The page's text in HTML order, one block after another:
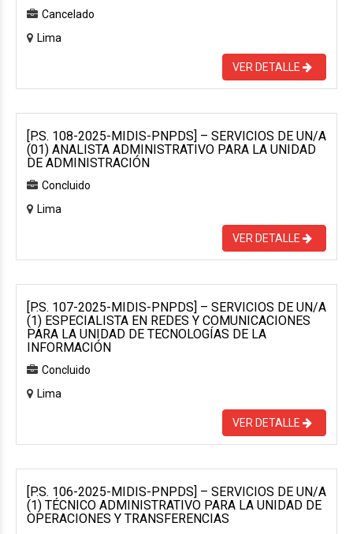
Cancelado
Lima
VER DETALLE
[P.S. 108-2025-MIDIS-PNPDS] – SERVICIOS DE UN/A
(01) ANALISTA ADMINISTRATIVO PARA LA UNIDAD
DE ADMINISTRACIÓN
Concluido
Lima
VER DETALLE
[P.S. 107-2025-MIDIS-PNPDS] – SERVICIOS DE UN/A
(1) ESPECIALISTA EN REDES Y COMUNICACIONES
PARA LA UNIDAD DE TECNOLOGÍAS DE LA
INFORMACIÓN
Concluido
Lima
VER DETALLE
[P.S. 106-2025-MIDIS-PNPDS] – SERVICIOS DE UN/A
(1) TÉCNICO ADMINISTRATIVO PARA LA UNIDAD DE
OPERACIONES Y TRANSFERENCIAS